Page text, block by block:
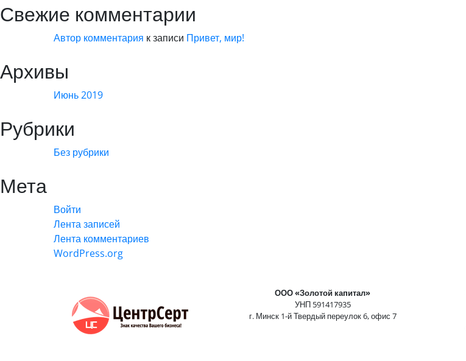
Свежие комментарии
Автор комментария к записи Привет, мир!
Архивы
Июнь 2019
Рубрики
Без рубрики
Мета
Войти
Лента записей
Лента комментариев
WordPress.org
ООО «Золотой капитал»
УНП 591417935
г. Минск 1-й Твердый переулок 6, офис 7